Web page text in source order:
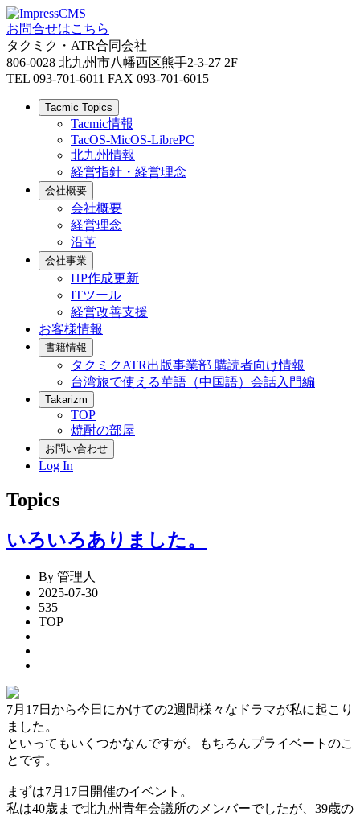
お問合せはこちら
タクミク・ATR合同会社
806-0028 北九州市八幡西区熊手2-3-27 2F
TEL 093-701-6011 FAX 093-701-6015
Tacmic Topics
Tacmic情報
TacOS-MicOS-LibrePC
北九州情報
経営指針・経営理念
会社概要
会社概要
経営理念
沿革
会社事業
HP作成更新
ITツール
経営改善支援
お客様情報
書籍情報
タクミクATR出版事業部 購読者向け情報
台湾旅で使える華語（中国語）会話入門編
Takarizm
TOP
焼酎の部屋
お問い合わせ
Log In
Topics
いろいろありました。
By 管理人
2025-07-30
535
TOP
7月17日から今日にかけての2週間様々なドラマが私に起こり
ました。
といってもいくつかなんですが。もちろんプライベートのこ
とです。
まずは7月17日開催のイベント。
私は40歳まで北九州青年会議所のメンバーでしたが、39歳の